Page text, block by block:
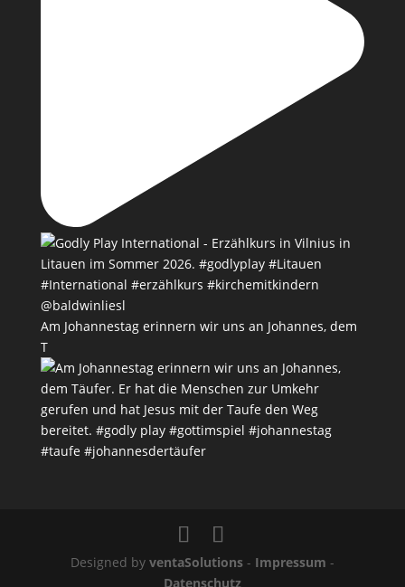
Am Johannestag erinnern wir uns an Johannes, dem
T
Designed by ventaSolutions- Impressum -
Datenschutz